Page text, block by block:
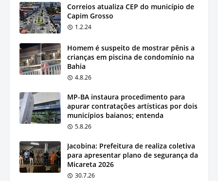
Correios atualiza CEP do município de
Capim Grosso
1.2.24
Homem é suspeito de mostrar pênis a
crianças em piscina de condomínio na
Bahia
4.8.26
MP-BA instaura procedimento para
apurar contratações artísticas por dois
municípios baianos; entenda
5.8.26
Jacobina: Prefeitura de realiza coletiva
para apresentar plano de segurança da
Micareta 2026
30.7.26